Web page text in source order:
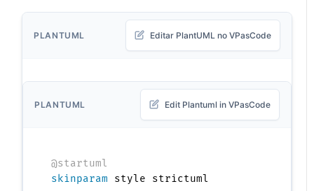
PLANTUML Editar PlantUML no VPasCode
PLANTUML Edit Plantuml in VPasCode
@startuml
skinparam style strictuml